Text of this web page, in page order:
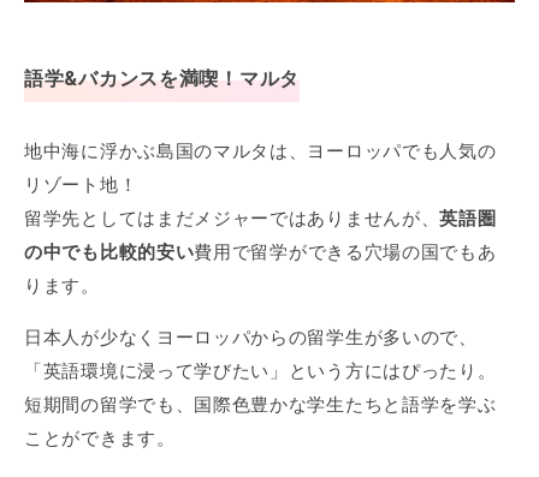
語学&バカンスを満喫！マルタ
地中海に浮かぶ島国のマルタは、ヨーロッパでも人気の
リゾート地！
留学先としてはまだメジャーではありませんが、英語圏
の中でも比較的安い費用で留学ができる穴場の国でもあ
ります。
日本人が少なくヨーロッパからの留学生が多いので、
「英語環境に浸って学びたい」という方にはぴったり。
短期間の留学でも、国際色豊かな学生たちと語学を学ぶ
ことができます。